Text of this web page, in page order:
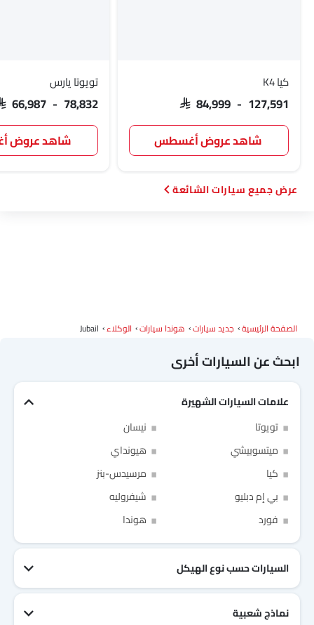
كيا K4
SAR 84,999 - 127,591
شاهد عروض أغسطس
تويوتا يارس
66,987 - 78,832
شاهد عروض
سيارات الشائعة
الصفحة الرئيسية جديد سيارات هوندا سيارات الوكلاء Jubail
ابحث عن السيارات أخرى
علامات السيارات الشهيرة
تويوتا
نيسان
ميتسوبيشي
هيونداي
كيا
مرسيدس-بنز
بي إم دبليو
شيفروليه
فورد
هوندا
السيارات حسب نوع الهيكل
نماذج شعبية
I have read and agree to theشروط الاستخدامand سياسة الخصوصيةof Cardekho
Link Your Google Account
Link Your Facebook Account